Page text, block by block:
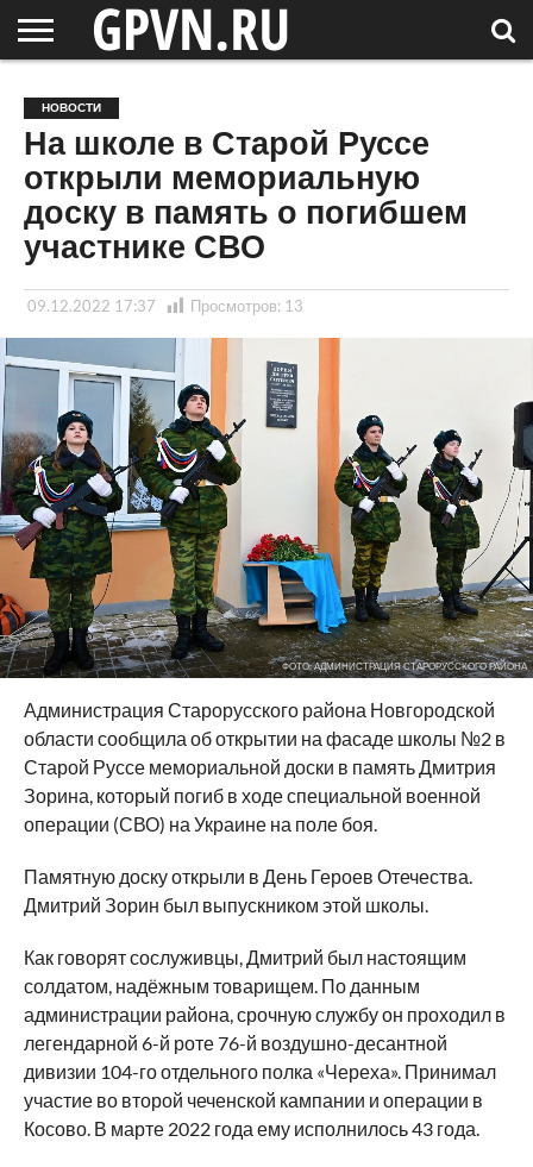
ОБЛАСТЬ
НОВОСТИ
СОСЕДЕЙ
РОССИЯ
/ МИР
СПЕЦПРОЕКТЫ
БЛОГ
СТАТЬИ
ФОТОРЕПОРТАЖИ
ИНТЕРВЬЮ
ОБЪЕКТЫ
ПОДБОРКИ
НОВОСТИ
На школе в Старой Руссе
открыли мемориальную
доску в память о погибшем
участнике СВО
09.12.2022 17:37 Просмотров: 13
ФОТО: АДМИНИСТРАЦИЯ СТАРОРУССКОГО РАЙОНА
Администрация Старорусского района Новгородской
области сообщила об открытии на фасаде школы №2 в
Старой Руссе мемориальной доски в память Дмитрия
Зорина, который погиб в ходе специальной военной
операции (СВО) на Украине на поле боя.
Памятную доску открыли в День Героев Отечества.
Дмитрий Зорин был выпускником этой школы.
Как говорят сослуживцы, Дмитрий был настоящим
солдатом, надёжным товарищем. По данным
администрации района, срочную службу он проходил в
легендарной 6-й роте 76-й воздушно-десантной
дивизии 104-го отдельного полка «Череха». Принимал
участие во второй чеченской кампании и операции в
Косово. В марте 2022 года ему исполнилось 43 года.